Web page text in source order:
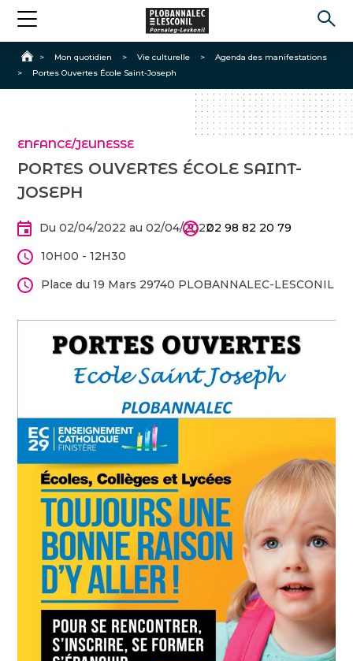
Accueil
> Mon quotidien > Vie culturelle >
Agenda des manifestations
>
Portes Ouvertes École Saint-Joseph
ENFANCE/JEUNESSE
PORTES OUVERTES ÉCOLE SAINT-
JOSEPH
Du 02/04/2022 au 02/04/2022
10H00 - 12H30
Place du 19 Mars 29740 PLOBANNALEC-LESCONIL
02 98 82 20 79